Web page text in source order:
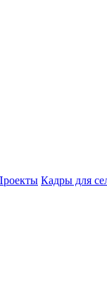
Кадры для